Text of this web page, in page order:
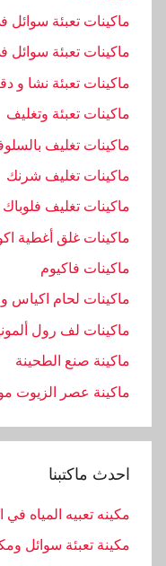
ماكينات تعبئة سوائل
ماكينات تعبئة
ماكينات تعبئة نشا و
ماكينات تعبئة وتغليف
ماكينات تغليف
ماكينات تغليف شرنك
ماكينات تغليف فلوباك
ماكينات غلق أغطية
ماكينات فاكيوم
ماكينات لحام اكياس
ماكينات لف رول
ماكينة صنع الطحينة
ماكينة عصر الزيوت موديل 811 ماركة
احدث ماكتبنا
مكينه تعبيه المياه
مكينة تعبئة سوائل